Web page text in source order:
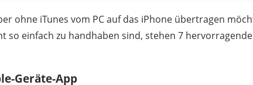
ohne iTunes vom PC auf das iPhone übertragen
so einfach zu handhaben sind, stehen 7
Geräte-App